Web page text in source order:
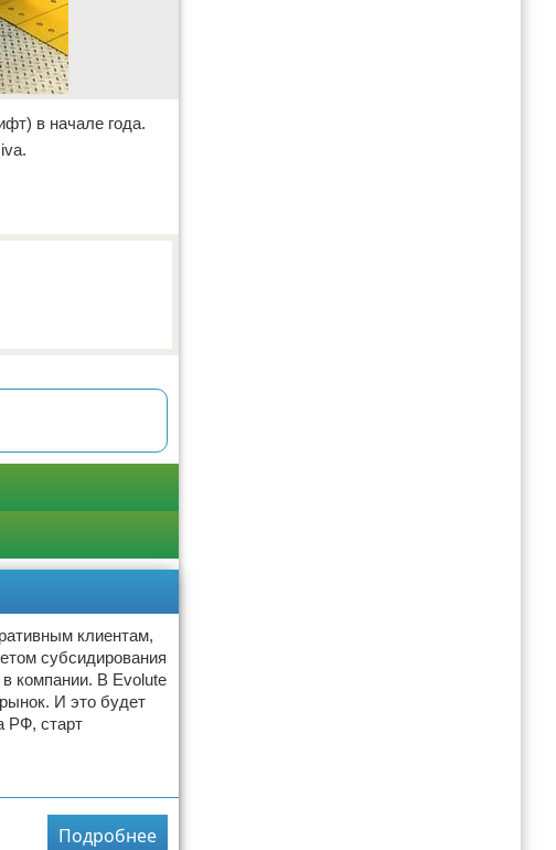
в начале года.
клиентам,
субсидирования
компании. В Evolute
И это будет
РФ, старт
Подробнее